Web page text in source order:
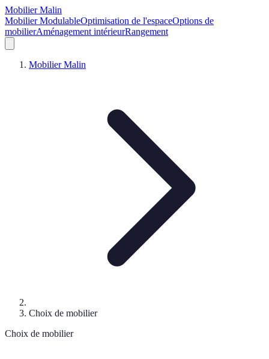
Mobilier Malin
Mobilier ModulableOptimisation de l'espaceOptions de
mobilierAménagement intérieurRangement
Mobilier Malin
Choix de mobilier
Choix de mobilier